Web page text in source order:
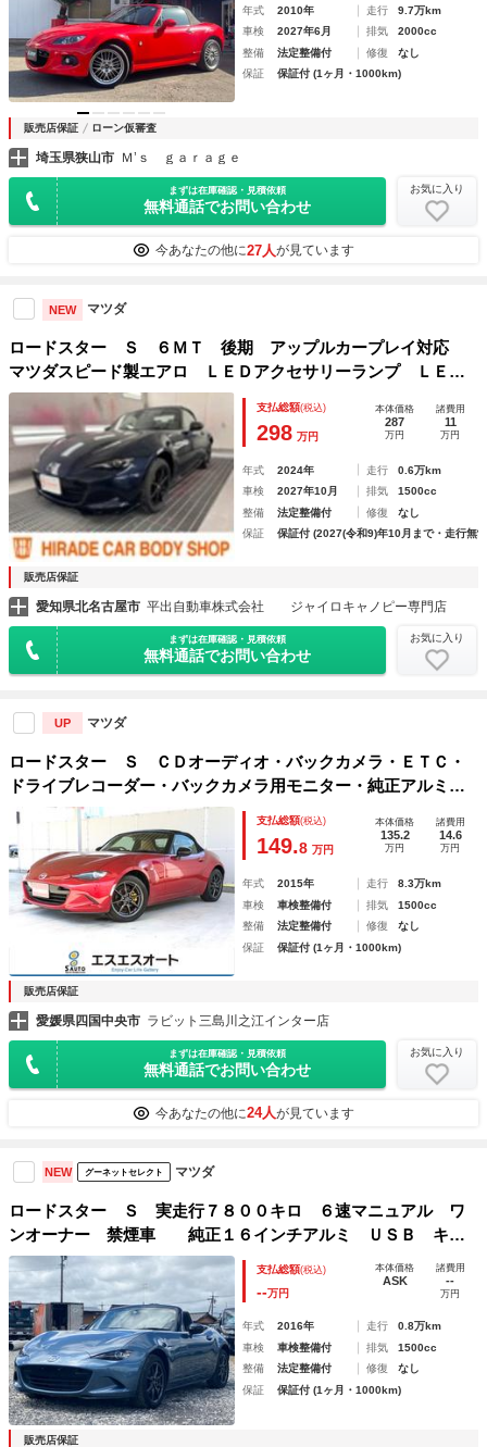
年式 2010年 走行
9.7万km
車検
2027年6月 排気
2000cc
整備
法定整備付 修復
なし
保証
保証付 (1ヶ月・1000km)
販売店保証 ローン仮審査
埼玉県狭山市 Ｍ’ｓ ｇａｒａｇｅ
まずは在庫確認・見積依頼
無料通話でお問い合わせ
お気に入り
今あなたの他に27人が見ています
NEW マツダ
ロードスター Ｓ ６ＭＴ 後期 アップルカープレイ対応
マツダスピード製エアロ ＬＥＤアクセサリーランプ ＬＥＤ
ヘッドランプ ２８３クリアランスソナー ＥＴＣ ドラレコ
支払総額(税込)
298 万円
本体価格
287
万円
諸費用
11
万円
年式 2024年 走行
0.6万km
車検
2027年10月 排気
1500cc
整備
法定整備付 修復
なし
保証
保証付 (2027(令和9)年10月まで・走行無
販売店保証
愛知県北名古屋市 平出自動車株式会社 ジャイロキャノピー専門店
まずは在庫確認・見積依頼
無料通話でお問い合わせ
お気に入り
UP マツダ
ロードスター Ｓ ＣＤオーディオ・バックカメラ・ＥＴＣ・
ドライブレコーダー・バックカメラ用モニター・純正アルミホ
イール・ＬＥＤヘッドライト・ＨＫＳマフラー（テールパイ
プ）・プッシュスタート
支払総額(税込)
149.8 万円
本体価格
135.2
万円
諸費用
14.6
万円
年式 2015年 走行
8.3万km
車検
車検整備付 排気
1500cc
整備
法定整備付 修復
なし
保証
保証付 (1ヶ月・1000km)
販売店保証
愛媛県四国中央市 ラビット三島川之江インター店
まずは在庫確認・見積依頼
無料通話でお問い合わせ
お気に入り
今あなたの他に24人が見ています
NEW グーネットセレクト マツダ
ロードスター Ｓ 実走行７８００キロ ６速マニュアル ワ
ンオーナー 禁煙車 純正１６インチアルミ ＵＳＢ キー
レスエントリー ＡＢＳ 横滑り防止装置
支払総額(税込)
--万円
本体価格
ASK
諸費用
--
万円
年式 2016年 走行
0.8万km
車検
車検整備付 排気
1500cc
整備
法定整備付 修復
なし
保証
保証付 (1ヶ月・1000km)
販売店保証